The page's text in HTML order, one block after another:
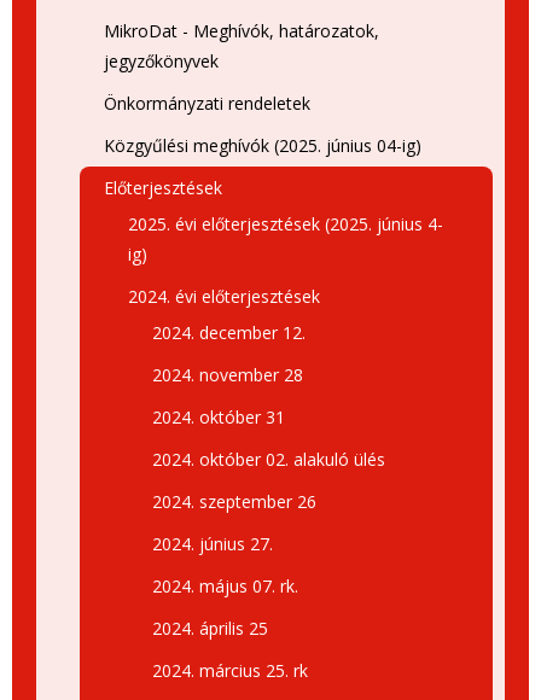
MikroDat - Meghívók, határozatok,
jegyzőkönyvek
Önkormányzati rendeletek
Közgyűlési meghívók (2025. június 04-ig)
Előterjesztések
2025. évi előterjesztések (2025. június 4-
ig)
2024. évi előterjesztések
2024. december 12.
2024. november 28
2024. október 31
2024. október 02. alakuló ülés
2024. szeptember 26
2024. június 27.
2024. május 07. rk.
2024. április 25
2024. március 25. rk